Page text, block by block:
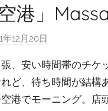
港」Massa
年12月20日
T
o
m
、安い時間帯のチケ
ど、待ち時間が結構
港でモーニング。店